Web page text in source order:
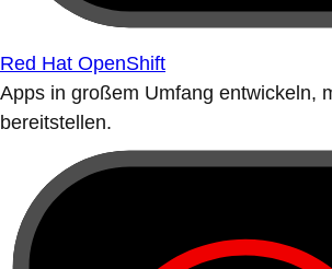
Red Hat OpenShift
Apps in großem Umfang entwickeln,
bereitstellen.